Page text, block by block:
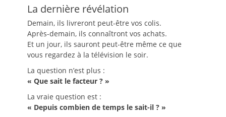
La dernière révélation
Demain, ils livreront peut-être vos colis.
Après-demain, ils connaîtront vos achats.
Et un jour, ils sauront peut-être même ce que
vous regardez à la télévision le soir.
La question n’est plus :
« Que sait le facteur ? »
La vraie question est :
« Depuis combien de temps le sait-il ? »